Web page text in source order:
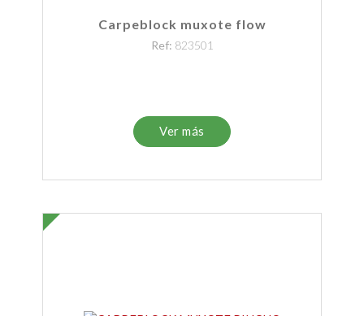
Carpeblock muxote flow
Ref: 823501
Ver más